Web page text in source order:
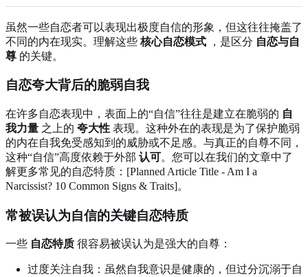
虽然一些自恋者可以表现出极度自信的形象，但这往往掩盖了
不同的内在现实。理解这些 核心自恋模式 ，是区分 自恋与自
尊 的关键。
自恋夸大背后的脆弱自我
在许多自恋表现中，表面上的“自信”往往是建立在脆弱的 自
我力量 之上的 夸大性 表现。这种外在的表现是为了保护脆弱
的内在自我免受感知到的威胁或不足感。与真正的自尊不同，
这种“自信”高度依赖于外部 认可。您可以在我们的文章中了
解更多常见的自恋特质：[Planned Article Title - Am I a
Narcissist? 10 Common Signs & Traits]。
常被误认为自信的关键自恋特质
一些 自恋特质 很容易被误认为是强大的自尊：
过度关注自我：虽然自我意识是健康的，但过分沉溺于自